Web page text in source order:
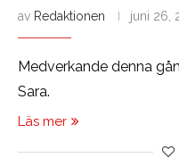
av Redaktionen juni 26,
Medverkande denna
Sara.
Läs mer